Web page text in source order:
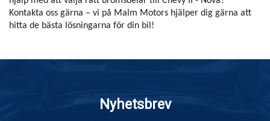
Kontakta oss gärna – vi på Malm Motors hjälper dig gärna att
hitta de bästa lösningarna för din bil!
Nyhetsbrev